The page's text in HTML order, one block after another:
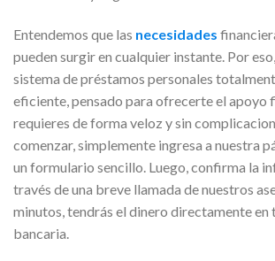
Entendemos que las necesidades
pueden surgir en cualquier instante. Por
sistema de préstamos personales
eficiente, pensado para ofrecerte el apoyo
requieres de forma veloz y sin
comenzar, simplemente ingresa a nuestra
un formulario sencillo. Luego, confirma la
través de una breve llamada de nuestros
minutos, tendrás el dinero directamente en
bancaria.